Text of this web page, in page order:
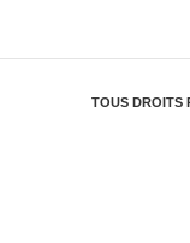
TOUS DROITS